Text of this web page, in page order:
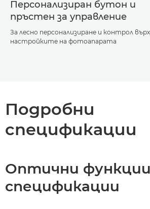
Персонализиран бутон и
пръстен за управление
За лесно персонализиране и контрол
настройките на фотоапарата
Подробни
спецификации
Оптични
спецификации